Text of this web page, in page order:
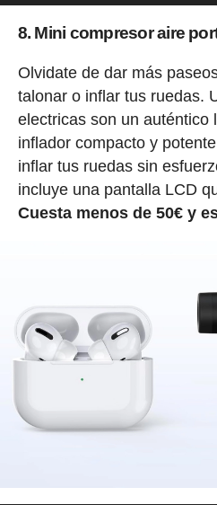
8. Mini compresor aire
Olvidate de dar más
talonar o inflar tus ruedas.
electricas son un auténtico
inflador compacto y
inflar tus ruedas sin
incluye una pantalla LCD
Cuesta menos de 50€ y